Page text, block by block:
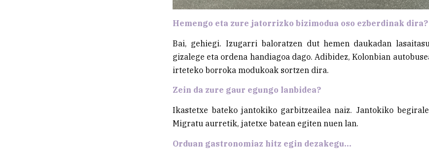
Hemengo eta zure jatorrizko bizimodua oso ezberdinak dira?
Bai, gehiegi. Izugarri baloratzen dut hemen daukadan
gizalege eta ordena handiagoa dago. Adibidez, Kolonbian
irteteko borroka modukoak sortzen dira.
Zein da zure gaur egungo lanbidea?
Ikastetxe bateko jantokiko garbitzeailea naiz. Jantokiko
Migratu aurretik, jatetxe batean egiten nuen lan.
Orduan gastronomiaz hitz egin dezakegu…